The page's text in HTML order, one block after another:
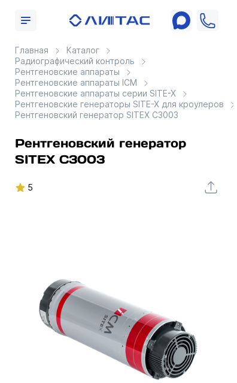
Главная
Каталог
Радиографический контроль
Рентгеновские аппараты
Рентгеновские аппараты ICM
Рентгеновские аппараты серии SITE-X
Рентгеновские генераторы SITE-X для кроулеров
Рентгеновский генератор SITEX C3003
Рентгеновский генератор
SITEX C3003
5